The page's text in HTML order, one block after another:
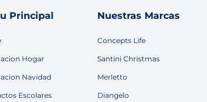
Principal
Hogar
Navidad
Escolares
Nuestras Marcas
Concepts Life
Santini Christmas
Merletto
Diangelo